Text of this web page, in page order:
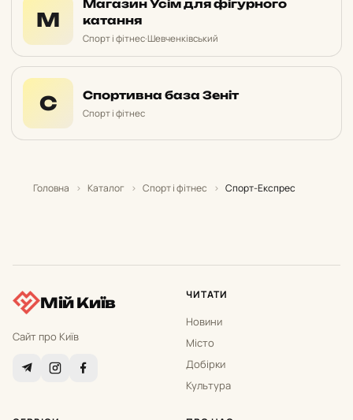
М
Магазин Усім для фігурного
катання
Спорт і фітнес·Шевченківський
С Спортивна база Зеніт
Спорт і фітнес
Головна › Каталог › Спорт і фітнес › Спорт-Експрес
Мій Київ
Сайт про Київ
ЧИТАТИ
Новини
Місто
Добірки
Культура